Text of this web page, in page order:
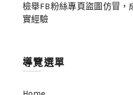
檢舉FB粉絲專頁盜圖仿冒，
實經驗
導覽選單